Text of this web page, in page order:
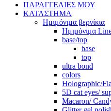
ΠΑΡΑΓΓΕΛΙΕΣ ΜΟΥ
ΚΑΤΑΣΤΗΜΑ
Ημιμόνιμα βερνίκια
Ημιμόνιμα
base/top
base
top
ultra bond
colors
Holographic/
5D cat eyes/
Macaron/